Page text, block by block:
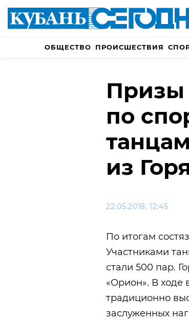
ОБЩЕСТВО ПРОИСШЕСТВИЯ
Призы
по
из
22.05.2018, 12:45
По итогам
Участниками
стали 500 пар.
«Орион». В ходе
традиционно
заслуженных